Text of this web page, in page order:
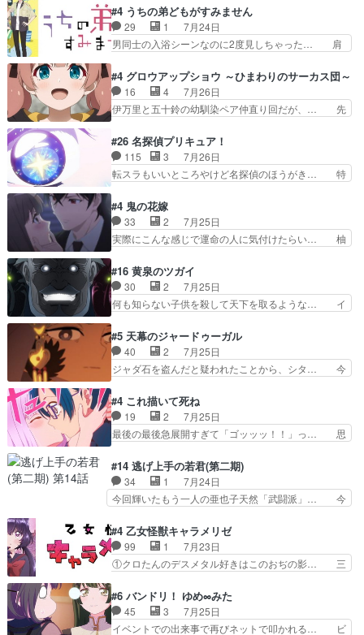
相変わらずで草ルディ君釣り… ルーデウスにシル
フィエットとロキシーとの… 離れ離れになったり
別れがあったり絶望の大…
様とは...本当の愛とは...なんぞ… テンポの良いボ
ケとツッコミで笑わせつつ、… この作品、ストー
リーにも登場人物にも全く… 家で机に向かってる
時の貧乏ゆすりとか、ラ… お姉ちゃんと話せ
に、ララは何を思うのだ… 息をするかのように3
話まで視聴。2026… ララの王子様探しが本格的
に動き出した回。…
#4 うちの弟どもがすみません
29 1
7月24日
男同士の入浴シーンなのに2度見しちゃった… 肩
散歩って逃げるよね！糸と類を助けよう… 類の面
倒見るのが1番大変そう糸は誰とでも… 源くんを
甘えさせるまでの糸と周りの出来事… 源くん、甘
えちゃうぞ宣言。思ったよりラブ… 糸ちゃんのま
目的を忘れてますますヤング… でも央太と親しく
するのは嫌。世話を拒んで… ゴメス（カエル）外
で散歩させてたのか(*…
#4 グロウアップショウ ～ひまわりのサーカス団～
16 4
7月26日
伊万里と五十鈴の幼馴染ペア仲直り回だが、… 先
や、これ素晴らしいコメディアニメだな。… 水着
回なのにビキニじゃない！これは時代背… 今回は
推しの吾野伊万里ちゃん担当回。これ… 伊万里さ
んの手品回であり水着回ね。瑞佳ち… 売り上げが
タ教育のせいで瑞佳がヒモカス… 伊万里ちゃんの
人前での苦手意識を抱えなが… 第４話をｄアニメ
ストアで視聴しました。視…
#26 名探偵プリキュア！
115 3
7月26日
転スラもいいところやけど名探偵のほうがき… 特
なはプリキュア仲間には自分が未来から… の活
躍、敵を圧倒ってのはおおよその流れだ… キュア
エクレール初変身＆初戦闘。プリキュ… キュアエ
クレールは強いが力を制御できない… キュアエク
ッコロで始まってちょっ… バカおもろいやん
www実質まどマギやんけ… しかも実質的にエク
レールが倒したビルであ…
#4 鬼の花嫁
33 2
7月25日
実際にこんな感じで運命の人に気付けたらい… 柚
の花嫁は一見すると甘い夢、理想の天国… 玲夜さ
んのご両親の登場ですこの世に数多い… 玲夜のお
父さんが石田彰だったことに驚きを… 主人公自分
の立場わかって無さすぎやしまた… ヨミツガと
子にも優しいし可愛いしこの… ユキノさんから玲
夜の父親の話で、そのイメ… あやかしの頂点に立
つ鬼龍院家の現当主が息…
#16 黄泉のツガイ
30 2
7月25日
何も知らない子供を殺して天下を取るような… イ
いバトル回の最後に、予想外の引きシン… これっ
て作者が描きたいのは"ユルの物語"… デラさんの
秘密がちょっとわかった回、正直… 左さんと刀持
ちさんが対決♪あとどこぞのじ… 何処も彼処も言
く動いていてずっと胸が熱… 同時視聴｜
DaemonsRealm｜リア… これまで騙していた東
村を捨てて新郷家に来…
#5 天幕のジャードゥーガル
40 2
7月25日
ジャダ石を盗んだと疑われたことから、シタ… 今
ぶややこしいことになってたオープニン… テンポ
も良いし毎話良いところで引くから全… 盟友ドレ
ゲネ后との出会い。次週のドレゲネ… さて、登場
人物多いけどついていけるのか私… 今回は遂にド
んがめっちゃ可愛かったなド… まさかの展開にめ
ちゃくちゃテンション上が… チャガタイの所へ密
偵に行ったはずがドレゲ…
#4 これ描いて死ね
19 2
7月25日
最後の最後急展開すぎて「ゴッッッ！！」っ… 思
は泣かなかった！漫画描きのハウツー回… この作
品はこういうのをズバッとキメるの上… 藤子不二
雄に親しんだ人にはとてもフィット… 赤福のヌル
ヌルした動きとかネームを褒めら… 漫研が気にな
から新たな仲間まで。本作品… 今回エンディング
テーマが流れるのが早い（… この作品の世界に
も、一応デジタルという概…
#14 逃げ上手の若君(第二期)
34 1
7月24日
今回輝いたもう一人の亜也子天然「武闘派」… 今
逃れすら逃げ上手亜也子のアシストに支… そう
か、亜也子もまだ9歳なのか‥ときゆき… 「亜也
子のドキドキ・大作戦！・長寿丸を一… 目玉と耳
を相手に言葉で繰り広げる戰もノラ… 時代設定ど
からのいらすとやは草だった。… 今回は亜也子回
でしたね頼もしさと乙女らし… 貞宗、キモいギョ
ロ目としか思ってなかった…
#4 乙女怪獣キャラメリゼ
99 1
7月23日
①クロたんのデスメタル好きはこのおぢの影… 三
か好きになれんキャラだなぁ作品もイン… 相変わ
らず生物学者には見えないわね響野君… 正体を知
らないのにどちりも肯定してくれた… 黒絵がハル
#6 バンドリ！ ゆめ∞みた
45 3
7月25日
イベントでの出来事で再びネットで叩かれる… ビ